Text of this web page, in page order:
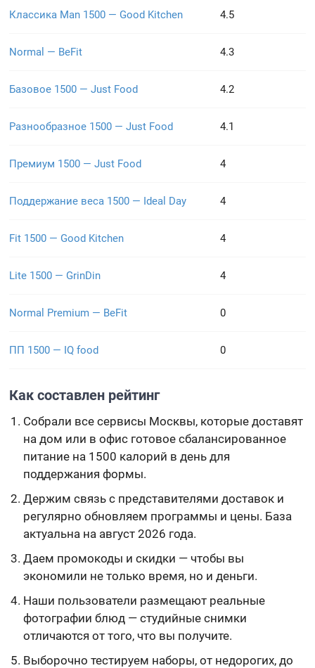
Классика Man 1500 — Good Kitchen 4.5
Normal — BeFit 4.3
Базовое 1500 — Just Food 4.2
Разнообразное 1500 — Just Food 4.1
Премиум 1500 — Just Food 4
Поддержание веса 1500 — Ideal Day 4
Fit 1500 — Good Kitchen 4
Lite 1500 — GrinDin 4
Normal Premium — BeFit 0
ПП 1500 — IQ food 0
Как составлен рейтинг
Собрали все сервисы Москвы, которые доставят
на дом или в офис готовое сбалансированное
питание на 1500 калорий в день для
поддержания формы.
Держим связь с представителями доставок и
регулярно обновляем программы и цены. База
актуальна на август 2026 года.
Даем промокоды и скидки — чтобы вы
экономили не только время, но и деньги.
Наши пользователи размещают реальные
фотографии блюд — студийные снимки
отличаются от того, что вы получите.
Выборочно тестируем наборы, от недорогих, до